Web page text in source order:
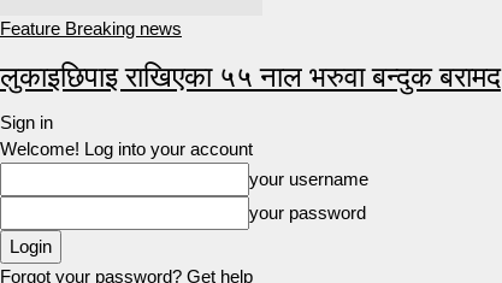
Feature Breaking news
लुकाइछिपाइ राखिएका ५५ नाल भरुवा बन्दुक बरामद
Sign in
Welcome! Log into your account
your username
your password
Forgot your password? Get help